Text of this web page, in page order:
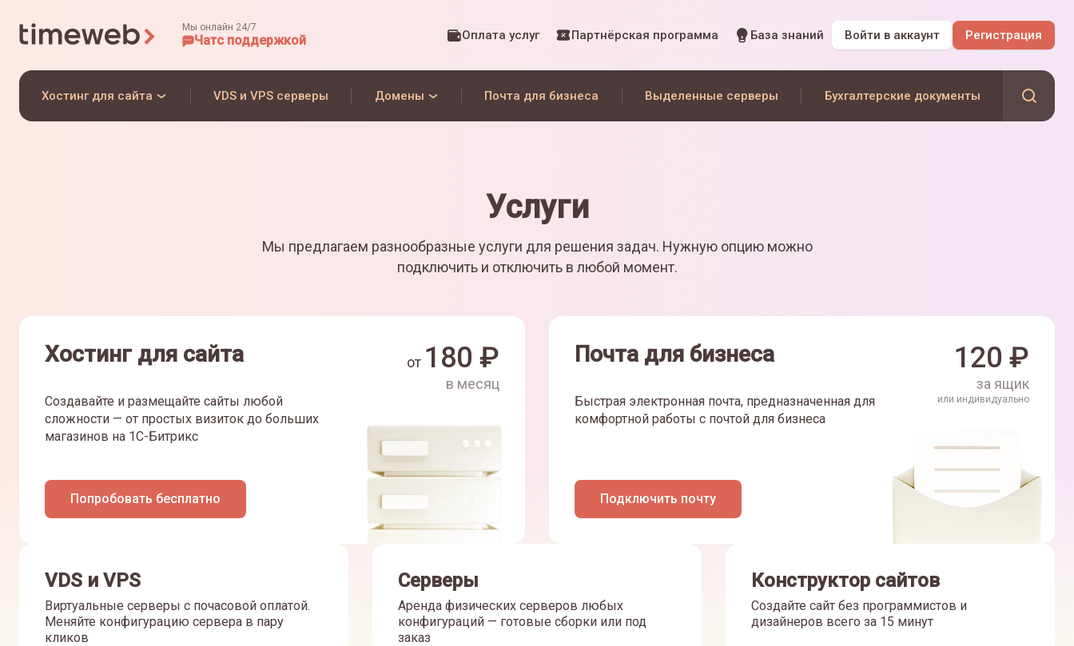
Мы онлайн 24/7
Чатс поддержкой Оплата услуг Партнёрская программа База знаний Войти в аккаунт Регистрация
Хостинг для сайта VDS и VPS серверы Домены Почта для бизнеса Выделенные серверы Бухгалтерские документы
Услуги
Мы предлагаем разнообразные услуги для решения задач. Нужную опцию можно
подключить и отключить в любой момент.
Хостинг для сайта
Создавайте и размещайте сайты любой
сложности — от простых визиток до больших
магазинов на 1С-Битрикс
Попробовать бесплатно
от 180 ₽
в месяц
Почта для бизнеса
Быстрая электронная почта, предназначенная для
комфортной работы с почтой для бизнеса
Подключить почту
120 ₽
за ящик
или индивидуально
VDS и VPS
Виртуальные серверы с почасовой оплатой.
Меняйте конфигурацию сервера в пару
кликов
Серверы
Аренда физических серверов любых
конфигураций — готовые сборки или под
заказ
Конструктор сайтов
Создайте сайт без программистов и
дизайнеров всего за 15 минут